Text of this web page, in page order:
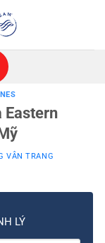
Eastern
VÂN TRANG
LÝ